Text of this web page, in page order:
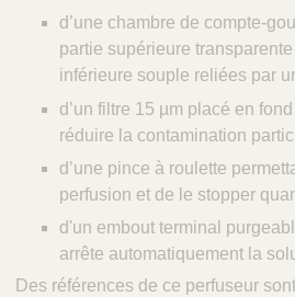
d’une chambre de compte-
partie supérieure
inférieure souple reliées par
d’un filtre 15 µm placé en
réduire la contamination
d’une pince à roulette
perfusion et de le stopper
d'un embout terminal
arrête automatiquement la
Des références de ce perfuseur